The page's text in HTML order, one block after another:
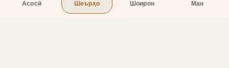
Асосӣ Шеърҳо Шоирон Ман